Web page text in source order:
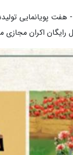
- هفت پویانمایی